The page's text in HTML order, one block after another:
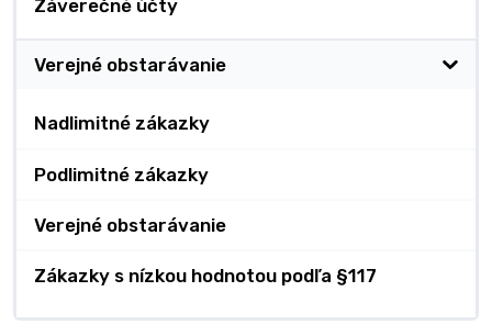
Záverečné účty
Verejné obstarávanie
Nadlimitné zákazky
Podlimitné zákazky
Verejné obstarávanie
Zákazky s nízkou hodnotou podľa §117